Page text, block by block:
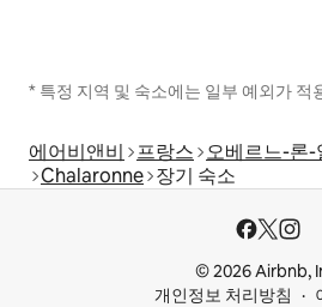
* 특정 지역 및 숙소에는 일부 예외가 적
에어비앤비 프랑스 오베르느-론-
Chalaronne 장기 숙소
© 2026 Airbnb,
개인정보 처리방침